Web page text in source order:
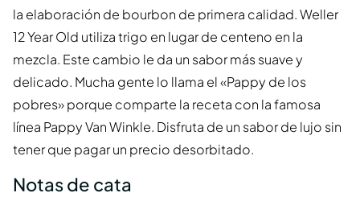
la elaboración de bourbon de primera calidad. Weller
12 Year Old utiliza trigo en lugar de centeno en la
mezcla. Este cambio le da un sabor más suave y
delicado. Mucha gente lo llama el «Pappy de los
pobres» porque comparte la receta con la famosa
línea Pappy Van Winkle. Disfruta de un sabor de lujo sin
tener que pagar un precio desorbitado.
Notas de cata